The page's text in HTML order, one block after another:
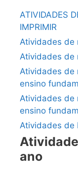
ATIVIDADES
IMPRIMIR
Atividades de
Atividades de
Atividades de
ensino
Atividades de
ensino
Atividades de
ano